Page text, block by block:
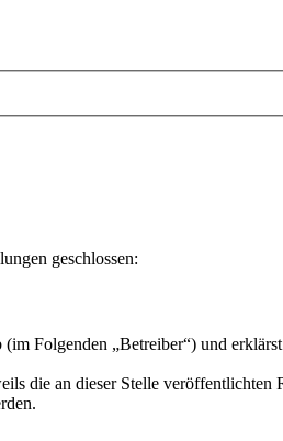
geschlossen:
Folgenden „Betreiber“) und
die an dieser Stelle veröffentlichten